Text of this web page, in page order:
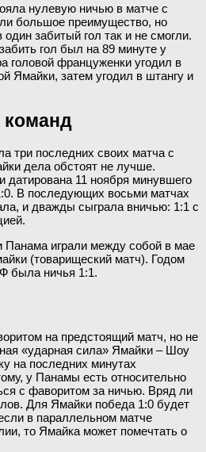
нулевую ничью в матче с
большое преимущество, но
один забитый гол так и не смогли.
гол был на 89 минуте у
головой француженки угодил в
Ямайки, затем угодил в штангу и
три последних своих матча с
дела обстоят не лучше.
11 ноября минувшего
В последующих восьми матчах
и дважды сыграла вничью: 1:1 с
Панама играли между собой в мае
(товарищеский матч). Годом
была ничья 1:1.
на предстоящий матч, но не
«ударная сила» Ямайки – Шоу
на последних минутах
у Панамы есть относительно
с фаворитом за ничью. Вряд ли
Для Ямайки победа 1:0 будет
в параллельном матче
то Ямайка может помечтать о